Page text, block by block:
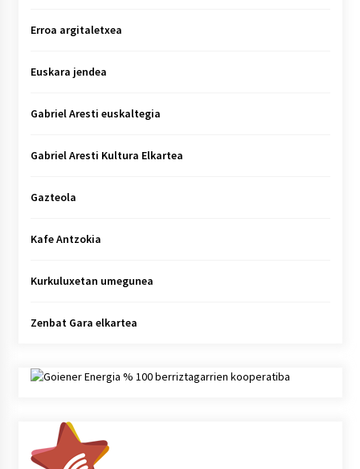
Erroa argitaletxea
Euskara jendea
Gabriel Aresti euskaltegia
Gabriel Aresti Kultura Elkartea
Gazteola
Kafe Antzokia
Kurkuluxetan umegunea
Zenbat Gara elkartea